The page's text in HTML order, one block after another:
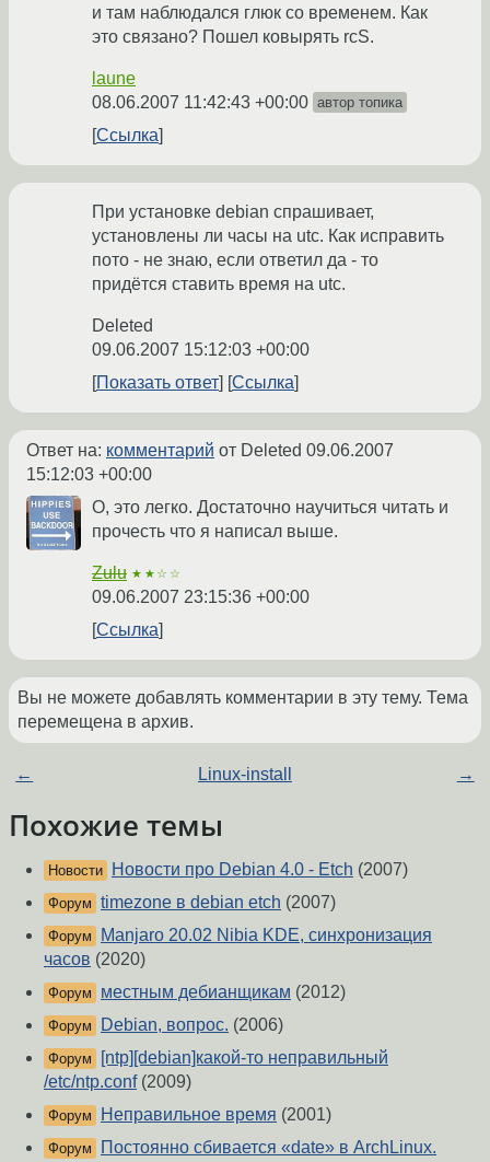
и там наблюдался глюк со временем. Как
это связано? Пошел ковырять rcS.
laune
08.06.2007 11:42:43 +00:00 автор топика
Ссылка
При установке debian спрашивает,
установлены ли часы на utc. Как исправить
пото - не знаю, если ответил да - то
придётся ставить время на utc.
Deleted
09.06.2007 15:12:03 +00:00
Показать ответ
Ссылка
Ответ на: комментарий от Deleted 09.06.2007
15:12:03 +00:00
О, это легко. Достаточно научиться читать и
прочесть что я написал выше.
Zulu ★★☆☆
09.06.2007 23:15:36 +00:00
Ссылка
Вы не можете добавлять комментарии в эту тему. Тема
перемещена в архив.
← Linux-install →
Похожие темы
Новости Новости про Debian 4.0 - Etch (2007)
Форум timezone в debian etch (2007)
Форум
Manjaro 20.02 Nibia KDE, синхронизация
часов (2020)
Форум местным дебианщикам (2012)
Форум Debian, вопрос. (2006)
Форум
[ntp][debian]какой-то неправильный
/etc/ntp.conf(2009)
Форум Неправильное время (2001)
Форум Постоянно сбивается «date» в ArchLinux.